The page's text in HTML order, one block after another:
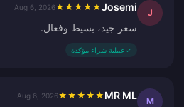
J
Josemi
★
★
★
★
★
Aug 6, 2026
سعر جيد، بسيط وفعال.
✓عملية شراء مؤكدة
M
MR ML
★
★
★
★
★
Aug 6, 2026